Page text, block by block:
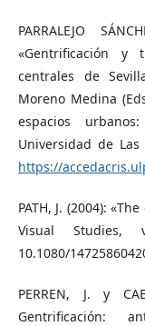
PARRALEJO
«Gentrificación y
centrales de
Moreno Medina
espacios
Universidad de
https://
PATH, J. (2004):
Visual
10.1080/
PERREN, J. y
Gentrificación: